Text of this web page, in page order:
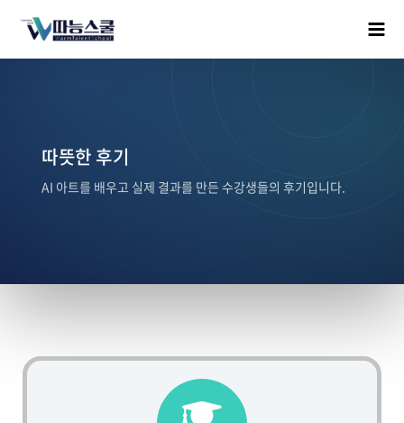
따뜻한 후기
AI 아트를 배우고 실제 결과를 만든 수강생들의 후기입니다.